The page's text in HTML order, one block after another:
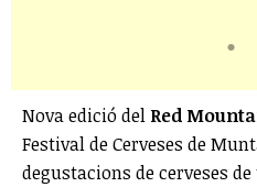
Nova edició del Red
Festival de Cerveses de
degustacions de cerveses